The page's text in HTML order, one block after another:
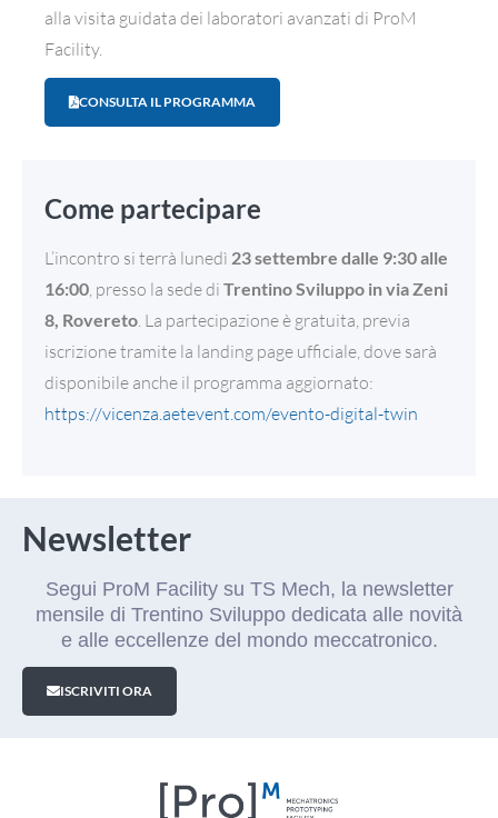
alla visita guidata dei laboratori avanzati di ProM
Facility.
CONSULTA IL PROGRAMMA
Come partecipare
L’incontro si terrà lunedì 23 settembre dalle 9:30 alle
16:00 , presso la sede di Trentino Sviluppo in via Zeni
8, Rovereto . La partecipazione è gratuita, previa
iscrizione tramite la landing page ufficiale, dove sarà
disponibile anche il programma aggiornato:
https://vicenza.aetevent.com/evento-digital-twin
Newsletter
Segui ProM Facility su TS Mech, la newsletter
mensile di Trentino Sviluppo dedicata alle novità
e alle eccellenze del mondo meccatronico.
ISCRIVITI ORA